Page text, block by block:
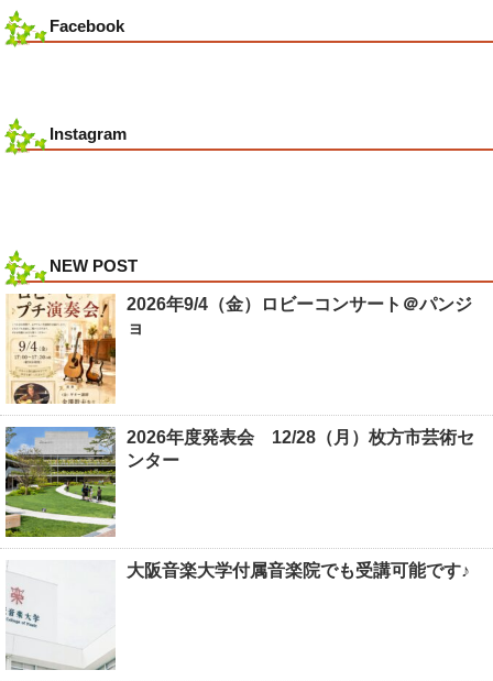
Facebook
Instagram
NEW POST
2026年9/4（金）ロビーコンサート＠パンジ
ョ
2026年度発表会 12/28（月）枚方市芸術セ
ンター
大阪音楽大学付属音楽院でも受講可能です♪